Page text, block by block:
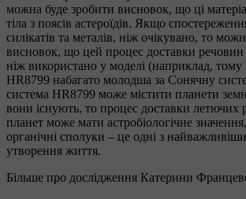
можна буде зробити висновок, що ці
тіла з поясів астероїдів. Якщо
силікатів та металів, ніж очікувано, то
висновок, що цей процес доставки
ніж використано у моделі (наприклад,
HR8799 набагато молодша за Сонячну
система HR8799 може містити планети
вони існують, то процес доставки летючих
планет може мати астробіологічне
органічні сполуки – це одні з
утворення життя.
Більше про дослідження Катерини